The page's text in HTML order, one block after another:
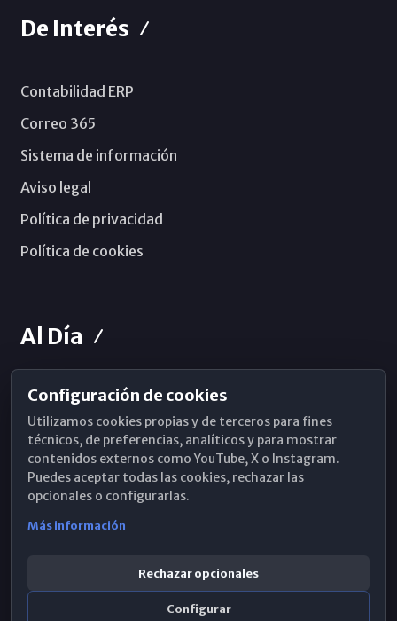
De Interés
Contabilidad ERP
Correo 365
Sistema de información
Aviso legal
Política de privacidad
Política de cookies
Al Día
Horarios de Misa
Hemeroteca
WhatsApp
Configuración de cookies
Utilizamos cookies propias y de terceros para fines
técnicos, de preferencias, analíticos y para mostrar
contenidos externos como YouTube, X o Instagram.
Puedes aceptar todas las cookies, rechazar las
opcionales o configurarlas.
Más información
Rechazar opcionales
Configurar